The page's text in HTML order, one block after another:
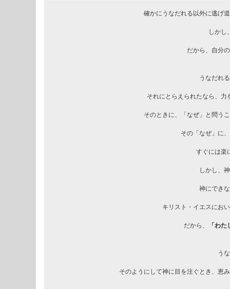
確かにうなだれる以外に逃げ
しかし
だから、自分
うなだれ
それにとらえられたなら、力
そのときに、「なぜ」と問う
その「なぜ」に
すぐには楽
しかし、
神にでき
キリスト・イエスにお
だから、「わた
うな
そのようにして神に目を注ぐとき、恵